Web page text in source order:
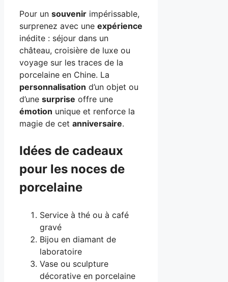
Pour un souvenir impérissable,
surprenez avec une expérience
inédite : séjour dans un
château, croisière de luxe ou
voyage sur les traces de la
porcelaine en Chine. La
personnalisation d’un objet ou
d’une surprise offre une
émotion unique et renforce la
magie de cet anniversaire.
Idées de cadeaux
pour les noces de
porcelaine
Service à thé ou à café
gravé
Bijou en diamant de
laboratoire
Vase ou sculpture
décorative en porcelaine